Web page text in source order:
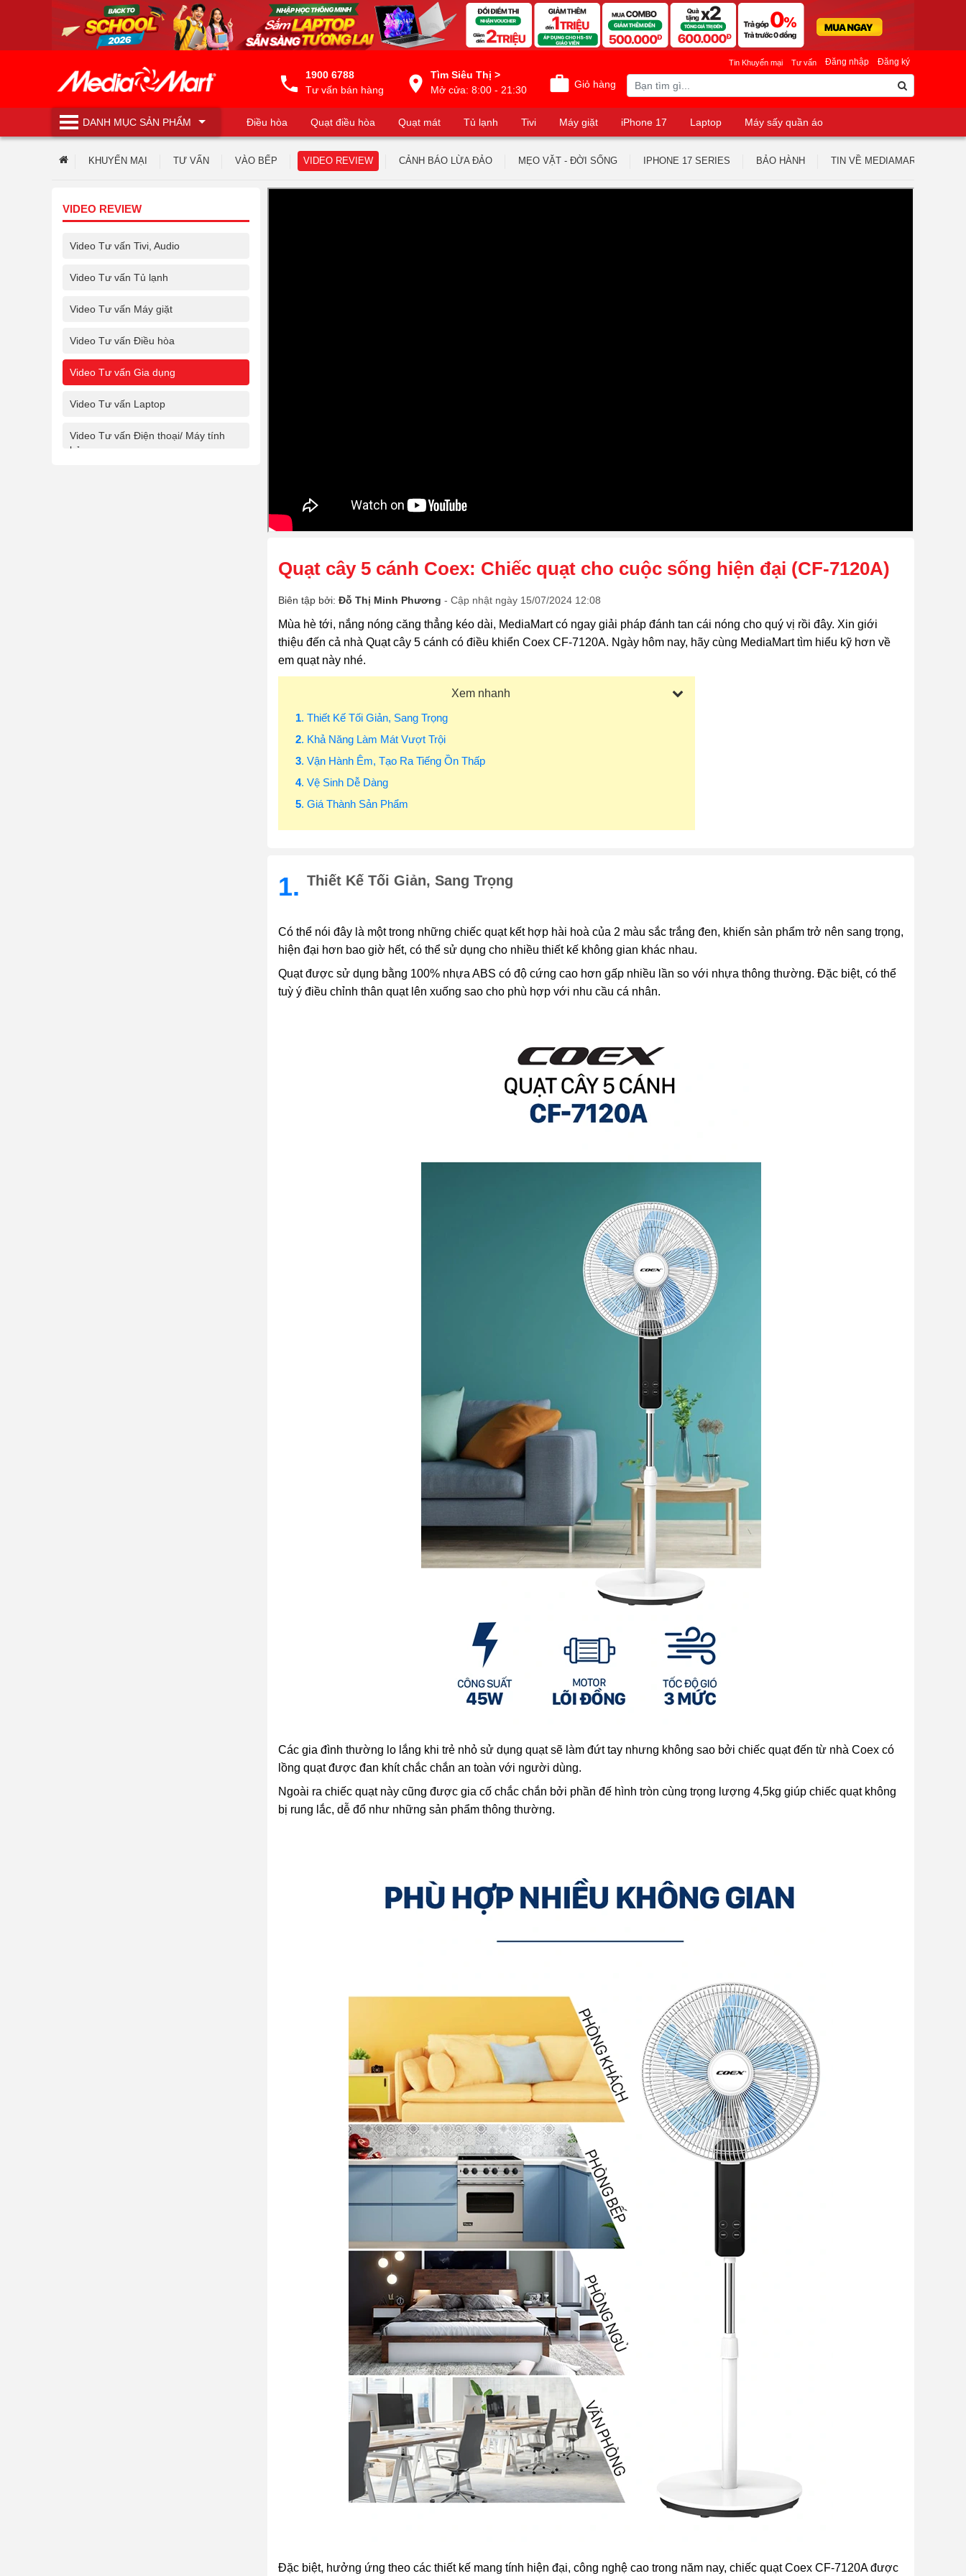
1900 6788
Tư vấn bán hàng
Tìm Siêu Thị >
Mở cửa: 8:00 - 21:30
Giỏ hàng
Đăng nhập Đăng ký
Tin Khuyến mại Tư vấn
DANH MỤCSẢN PHẨM Điều hòa Quạt điều hòa Quạt mát Tủ lạnh Tivi Máy giặt iPhone 17 Laptop
Máy sấy quần áo
Máy lọc nước
KHUYẾN MẠI TƯ VẤN VÀO BẾP VIDEO REVIEW CẢNH BÁO LỪA ĐẢO MẸO VẶT - ĐỜI SỐNG IPHONE 17 SERIES BẢO HÀNH TIN VỀ MEDIAMART
VIDEO REVIEW
Video Tư vấn Tivi, Audio
Video Tư vấn Tủ lạnh
Video Tư vấn Máy giặt
Video Tư vấn Điều hòa
Video Tư vấn Gia dụng
Video Tư vấn Laptop
Video Tư vấn Điện thoại/ Máy tính
bảng
Quạt cây 5 cánh Coex: Chiếc quạt cho cuộc sống hiện đại (CF-7120A)
Biên tập bởi: Đỗ Thị Minh Phương - Cập nhật ngày 15/07/2024 12:08
Mùa hè tới, nắng nóng căng thẳng kéo dài, MediaMart có ngay giải pháp đánh tan cái nóng cho quý vị rồi đây. Xin giới
thiệu đến cả nhà Quạt cây 5 cánh có điều khiển Coex CF-7120A. Ngày hôm nay, hãy cùng MediaMart tìm hiểu kỹ hơn về
em quạt này nhé.
Xem nhanh
1. Thiết Kế Tối Giản, Sang Trọng
2. Khả Năng Làm Mát Vượt Trội
3. Vận Hành Êm, Tạo Ra Tiếng Ồn Thấp
4. Vệ Sinh Dễ Dàng
5. Giá Thành Sản Phẩm
1. Thiết Kế Tối Giản, Sang Trọng
Có thể nói đây là một trong những chiếc quạt kết hợp hài hoà của 2 màu sắc trắng đen, khiến sản phẩm trở nên sang trọng,
hiện đại hơn bao giờ hết, có thể sử dụng cho nhiều thiết kế không gian khác nhau.
Quạt được sử dụng bằng 100% nhựa ABS có độ cứng cao hơn gấp nhiều lần so với nhựa thông thường. Đặc biệt, có thể
tuỳ ý điều chỉnh thân quạt lên xuống sao cho phù hợp với nhu cầu cá nhân.
Các gia đình thường lo lắng khi trẻ nhỏ sử dụng quạt sẽ làm đứt tay nhưng không sao bởi chiếc quạt đến từ nhà Coex có
lồng quạt được đan khít chắc chắn an toàn với người dùng.
Ngoài ra chiếc quạt này cũng được gia cố chắc chắn bởi phần đế hình tròn cùng trọng lượng 4,5kg giúp chiếc quạt không
bị rung lắc, dễ đổ như những sản phẩm thông thường.
Đặc biệt, hưởng ứng theo các thiết kế mang tính hiện đại, công nghệ cao trong năm nay, chiếc quạt Coex CF-7120A được